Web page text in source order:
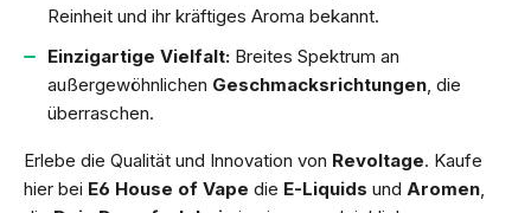
Reinheit und ihr kräftiges Aroma bekannt.
Einzigartige Vielfalt: Breites Spektrum an
außergewöhnlichen Geschmacksrichtungen , die
überraschen.
Erlebe die Qualität und Innovation von Revoltage. Kaufe
hier bei E6 House of Vape die E-Liquids und Aromen